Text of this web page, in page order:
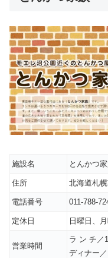
施設名 とんかつ
住所 北海道札
電話番号 011-788-
定休日 日曜日、
営業時間
ラ ン チ／
ディナー